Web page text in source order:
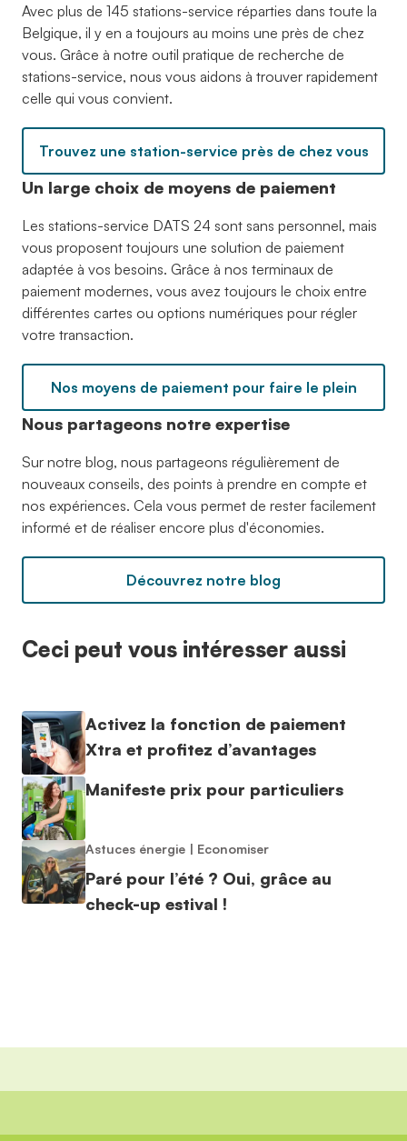
Avec plus de 145 stations-service réparties dans toute la
Belgique, il y en a toujours au moins une près de chez
vous. Grâce à notre outil pratique de recherche de
stations-service, nous vous aidons à trouver rapidement
celle qui vous convient.
Trouvez une station-service près de chez vous
Un large choix de moyens de paiement
Les stations-service DATS 24 sont sans personnel, mais
vous proposent toujours une solution de paiement
adaptée à vos besoins. Grâce à nos terminaux de
paiement modernes, vous avez toujours le choix entre
différentes cartes ou options numériques pour régler
votre transaction.
Nos moyens de paiement pour faire le plein
Nous partageons notre expertise
Sur notre blog, nous partageons régulièrement de
nouveaux conseils, des points à prendre en compte et
nos expériences. Cela vous permet de rester facilement
informé et de réaliser encore plus d'économies.
Découvrez notre blog
Ceci peut vous intéresser aussi
Activez la fonction de paiement
Xtra et profitez d’avantages
Manifeste prix pour particuliers
Astuces énergie | Economiser
Paré pour l’été ? Oui, grâce au
check-up estival !